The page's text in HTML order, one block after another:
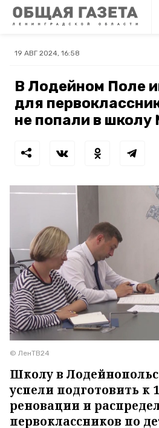
19 АВГ 2024, 16:58
В Лодейном Поле
для
не попали в
© ЛенТВ24
Школу в
успели подготовить к
реновации и
первоклассников по